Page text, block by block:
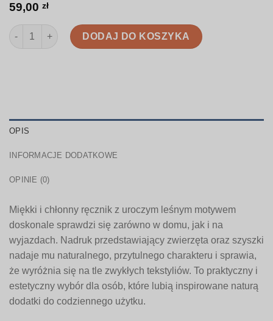
59,00 zł
ilość Ręcznik | Leśne zwierzęta i szyszki | SZ004
DODAJ DO KOSZYKA
OPIS
INFORMACJE DODATKOWE
OPINIE (0)
Miękki i chłonny ręcznik z uroczym leśnym motywem
doskonale sprawdzi się zarówno w domu, jak i na
wyjazdach. Nadruk przedstawiający zwierzęta oraz szyszki
nadaje mu naturalnego, przytulnego charakteru i sprawia,
że wyróżnia się na tle zwykłych tekstyliów. To praktyczny i
estetyczny wybór dla osób, które lubią inspirowane naturą
dodatki do codziennego użytku.